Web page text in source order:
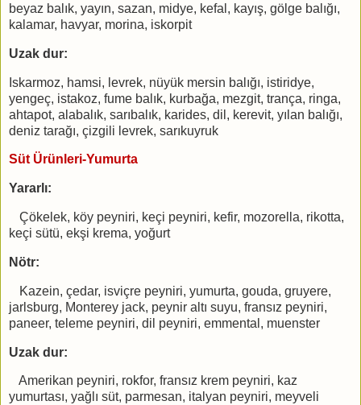
beyaz balık, yayın, sazan, midye, kefal, kayış, gölge balığı,
kalamar, havyar, morina, iskorpit
Uzak dur:
Iskarmoz, hamsi, levrek, nüyük mersin balığı, istiridye,
yengeç, istakoz, fume balık, kurbağa, mezgit, trança, ringa,
ahtapot, alabalık, sarıbalık, karides, dil, kerevit, yılan balığı,
deniz tarağı, çizgili levrek, sarıkuyruk
Süt Ürünleri-Yumurta
Yararlı:
Çökelek, köy peyniri, keçi peyniri, kefir, mozorella, rikotta,
keçi sütü, ekşi krema, yoğurt
Nötr:
Kazein, çedar, isviçre peyniri, yumurta, gouda, gruyere,
jarlsburg, Monterey jack, peynir altı suyu, fransız peyniri,
paneer, teleme peyniri, dil peyniri, emmental, muenster
Uzak dur:
Amerikan peyniri, rokfor, fransız krem peyniri, kaz
yumurtası, yağlı süt, parmesan, italyan peyniri, meyveli